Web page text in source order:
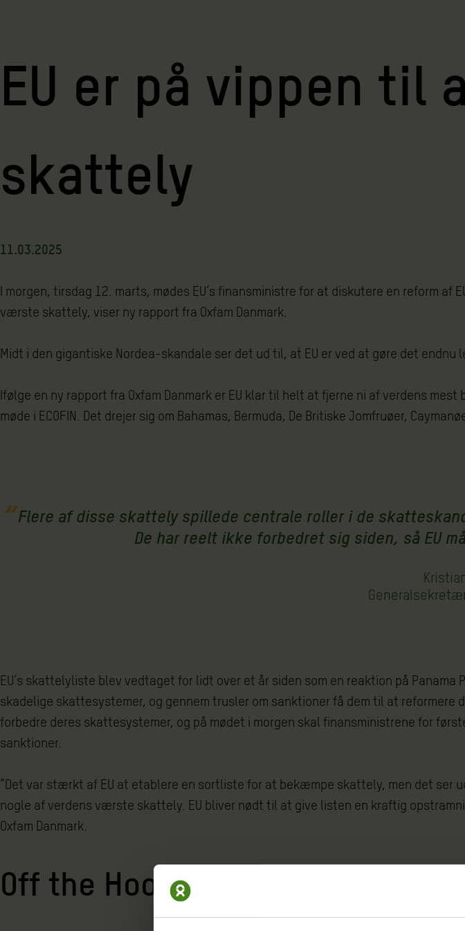
EU er på vippen til
skattely
11.03.2025
I morgen, tirsdag 12. marts, mødes EU’s finansministre for at diskutere en reform
værste skattely, viser ny rapport fra Oxfam Danmark.
Midt i den gigantiske Nordea-skandale ser det ud til, at EU er ved at gøre det
Ifølge en ny rapport fra Oxfam Danmark er EU klar til helt at fjerne ni af verdens
møde i ECOFIN. Det drejer sig om Bahamas, Bermuda, De Britiske Jomfruøer,
Flere af disse skattely spillede centrale roller i de
De har reelt ikke forbedret sig siden, så EU
EU’s skattelyliste blev vedtaget for lidt over et år siden som en reaktion på
skadelige skattesystemer, og gennem trusler om sanktioner få dem til at
forbedre deres skattesystemer, og på mødet i morgen skal finansministrene for
sanktioner.
”Det var stærkt af EU at etablere en sortliste for at bekæmpe skattely, men det
nogle af verdens værste skattely. EU bliver nødt til at give listen en kraftig
Oxfam Danmark.
Off the Hook